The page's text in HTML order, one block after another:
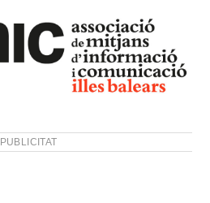
PUBLICITAT